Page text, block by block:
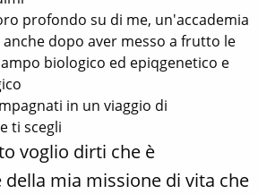
profondo su di me, un'accademia
dopo aver messo a frutto le
biologico ed epiqgenetico e
in un viaggio di
ti scegli
voglio dirti che è
della mia missione di vita che